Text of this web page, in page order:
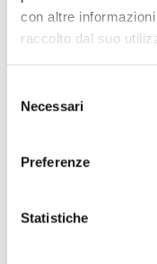
con altre
raccolto dal suo
delNecessari
Preferenze
Statistiche